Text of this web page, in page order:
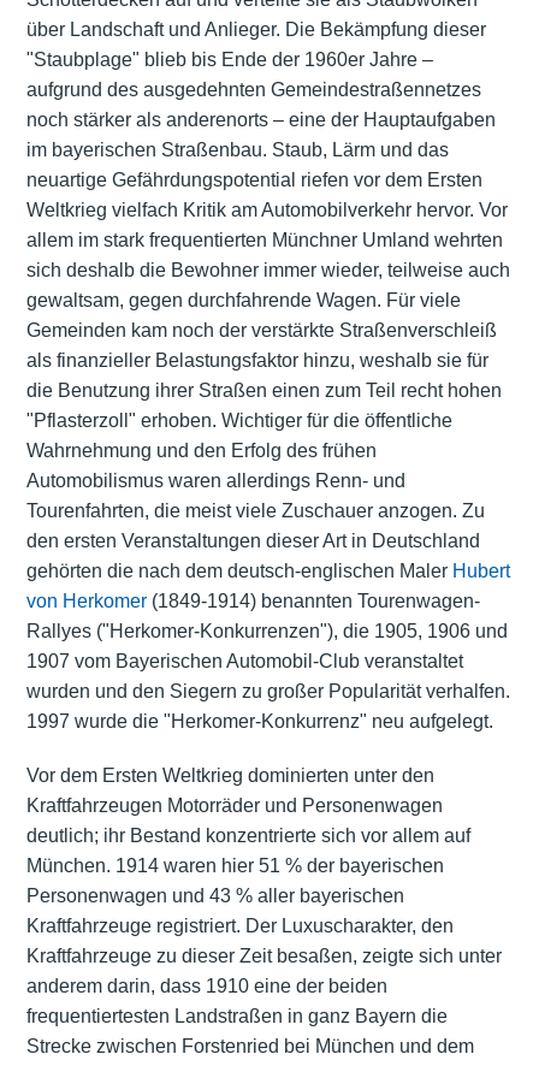
über Landschaft und Anlieger. Die Bekämpfung dieser
"Staubplage" blieb bis Ende der 1960er Jahre –
aufgrund des ausgedehnten Gemeindestraßennetzes
noch stärker als anderenorts – eine der Hauptaufgaben
im bayerischen Straßenbau. Staub, Lärm und das
neuartige Gefährdungspotential riefen vor dem Ersten
Weltkrieg vielfach Kritik am Automobilverkehr hervor. Vor
allem im stark frequentierten Münchner Umland wehrten
sich deshalb die Bewohner immer wieder, teilweise auch
gewaltsam, gegen durchfahrende Wagen. Für viele
Gemeinden kam noch der verstärkte Straßenverschleiß
als finanzieller Belastungsfaktor hinzu, weshalb sie für
die Benutzung ihrer Straßen einen zum Teil recht hohen
"Pflasterzoll" erhoben. Wichtiger für die öffentliche
Wahrnehmung und den Erfolg des frühen
Automobilismus waren allerdings Renn- und
Tourenfahrten, die meist viele Zuschauer anzogen. Zu
den ersten Veranstaltungen dieser Art in Deutschland
gehörten die nach dem deutsch-englischen Maler Hubert
von Herkomer(1849-1914) benannten Tourenwagen-
Rallyes ("Herkomer-Konkurrenzen"), die 1905, 1906 und
1907 vom Bayerischen Automobil-Club veranstaltet
wurden und den Siegern zu großer Popularität verhalfen.
1997 wurde die "Herkomer-Konkurrenz" neu aufgelegt.
Vor dem Ersten Weltkrieg dominierten unter den
Kraftfahrzeugen Motorräder und Personenwagen
deutlich; ihr Bestand konzentrierte sich vor allem auf
München. 1914 waren hier 51 % der bayerischen
Personenwagen und 43 % aller bayerischen
Kraftfahrzeuge registriert. Der Luxuscharakter, den
Kraftfahrzeuge zu dieser Zeit besaßen, zeigte sich unter
anderem darin, dass 1910 eine der beiden
frequentiertesten Landstraßen in ganz Bayern die
Strecke zwischen Forstenried bei München und dem